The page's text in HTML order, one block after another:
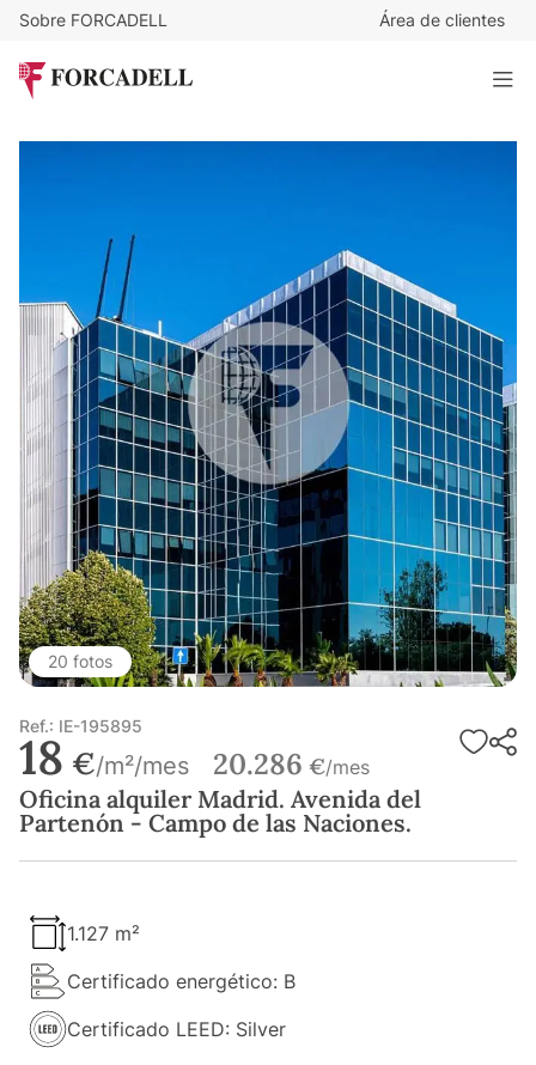
Sobre FORCADELL Área de clientes
Oficina alquiler Madrid. Avenida del Partenón - Campo de
las Naciones.
20 fotos
Ref.: IE-195895
18 €/m²/mes 20.286 €/mes
Oficina alquiler Madrid. Avenida del
Partenón - Campo de las Naciones.
1.127 m²
Certificado energético: B
Certificado LEED: Silver